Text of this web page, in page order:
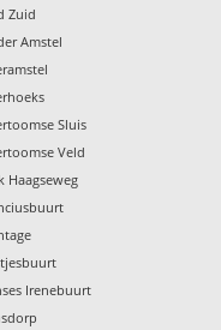
Zuid
Amstel
Sluis
Veld
Haagseweg
Irenebuurt